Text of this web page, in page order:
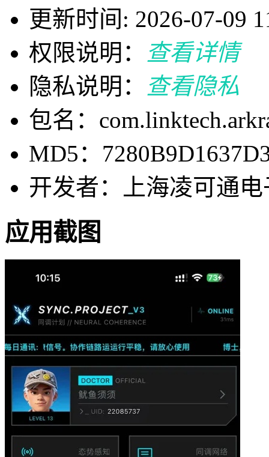
更新时间: 2026-07-09
权限说明：
查看详情
隐私说明：
查看隐私
包名：
MD5：
开发者：上海凌可通
应用截图